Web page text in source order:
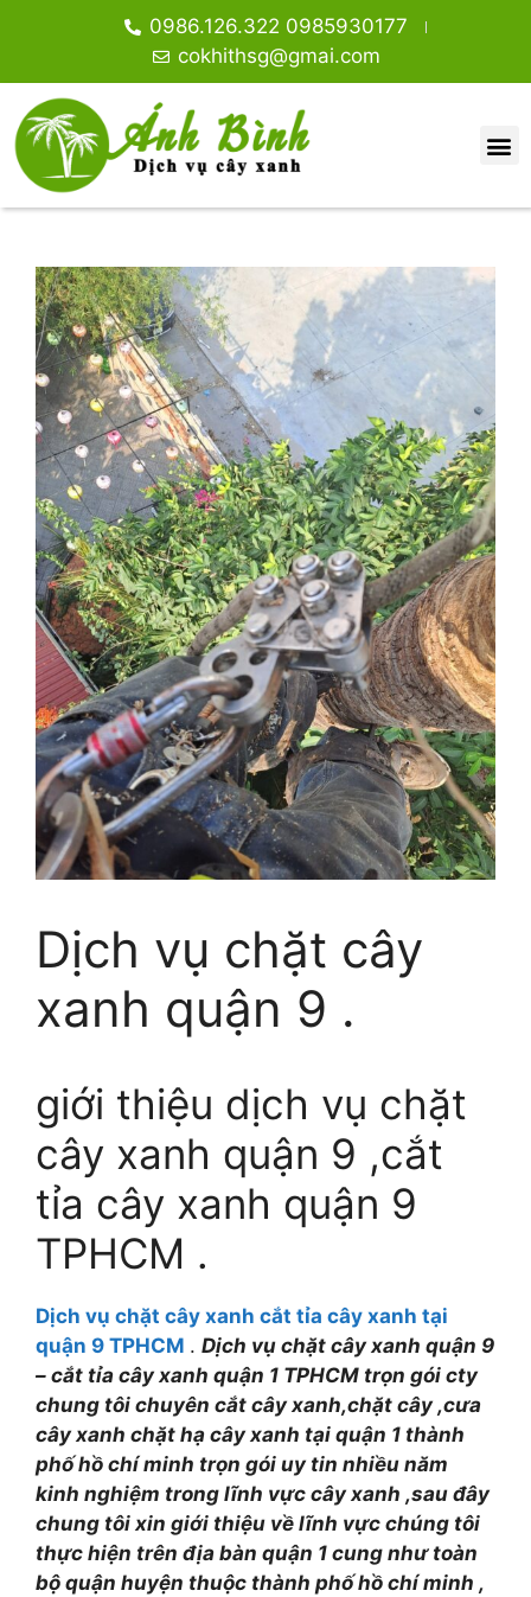
0986.126.322 0985930177
cokhithsg@gmai.com
Dịch vụ chặt cây
xanh quận 9 .
giới thiệu dịch vụ chặt
cây xanh quận 9 ,cắt
tỉa cây xanh quận 9
TPHCM .
Dịch vụ chặt cây xanh cắt tỉa cây xanh tại
quận 9 TPHCM . Dịch vụ chặt cây xanh quận 9
– cắt tỉa cây xanh quận 1 TPHCM trọn gói cty
chung tôi chuyên cắt cây xanh,chặt cây ,cưa
cây xanh chặt hạ cây xanh tại quận 1 thành
phố hồ chí minh trọn gói uy tin nhiều năm
kinh nghiệm trong lĩnh vực cây xanh ,sau đây
chung tôi xin giới thiệu về lĩnh vực chúng tôi
thực hiện trên địa bàn quận 1 cung như toàn
bộ quận huyện thuộc thành phố hồ chí minh ,